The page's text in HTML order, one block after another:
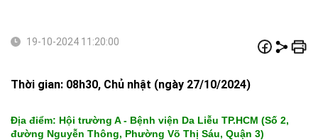
19-10-2024 11:20:00
Thời gian: 08h30, Chủ nhật (ngày 27/10/2024)
Địa điểm: Hội trường A - Bệnh viện Da Liễu TP.HCM (Số 2,
đường Nguyễn Thông, Phường Võ Thị Sáu, Quận 3)